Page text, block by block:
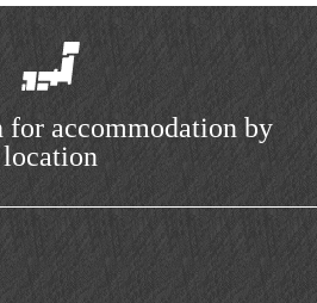
for accommodation by
location